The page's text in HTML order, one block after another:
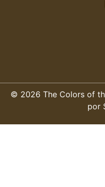
© 2026 The Colors of
por